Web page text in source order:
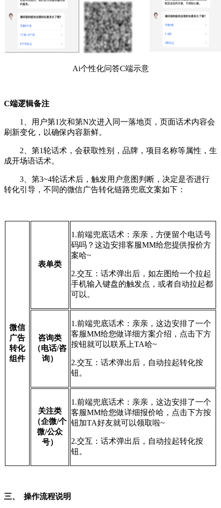
Ai个性化问答C端示意
C端逻辑备注
1、用户第1次和第N次进入同一落地页，页面话术内容会
刷新变化，以确保内容新鲜。
2、第1轮话术，会获取性别，品牌，项目名称等属性，生
成开场语话术。
3、第3~4轮话术后，触发用户意图判断，决定是否进行
转化引导，不同的微信广告转化链路兜底文案如下：
微信
广告
转化
组件
表单类
1.前端兜底话术：亲亲，方便留个电话号
码吗？这边安排客服MM给您提供报价方
案哈~
2.交互：话术弹出后，如左图给一个拉起
手机输入键盘的触发点，或者自动拉起都
可以。
咨询类
（电话/咨
询）
1.前端兜底话术：亲亲，这边安排了一个
客服MM给您做详细方案介绍，点击下方
按钮就可以联系上TA哈~
2.交互：话术弹出后，自动拉起转化按
钮。
关注类
（企微/个
微/公众
号）
1.前端兜底话术：亲亲，这边安排了一个
客服MM给您做详细报价哈，点击下方按
钮加TA好友就可以领取啦~
2.交互：话术弹出后，自动拉起转化按
钮。
三、 操作流程说明